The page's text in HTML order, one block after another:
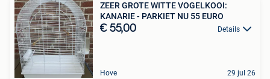
ZEER GROTE WITTE VOGELKOOI:
KANARIE - PARKIET NU 55 EURO
€ 55,00 Details
Hove 29 jul 26